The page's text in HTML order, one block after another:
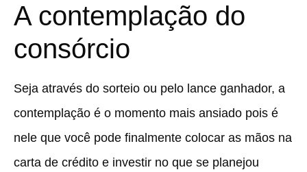
A contemplação do
consórcio
Seja através do sorteio ou pelo lance ganhador, a
contemplação é o momento mais ansiado pois é
nele que você pode finalmente colocar as mãos na
carta de crédito e investir no que se planejou